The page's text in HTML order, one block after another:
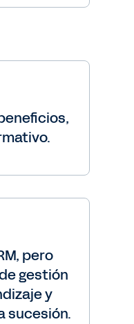
pero
gestión
y
sucesión.